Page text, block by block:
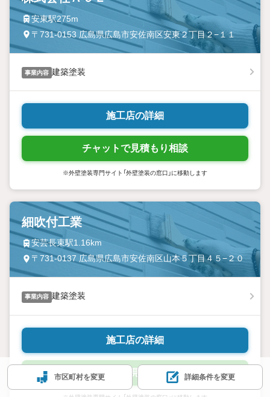
安東駅275m
〒731-0153 広島県広島市安佐南区安東２丁目２−１１
事業内容 建築塗装
施工店の詳細
チャットで見積もり相談
※外壁塗装専門サイト「外壁塗装の窓口」に移動します
細吹付工業
安芸長束駅1.16km
〒731-0137 広島県広島市安佐南区山本５丁目４５−２０
事業内容 建築塗装
施工店の詳細
チャットで見積もり相談
市区町村を変更 詳細条件を変更